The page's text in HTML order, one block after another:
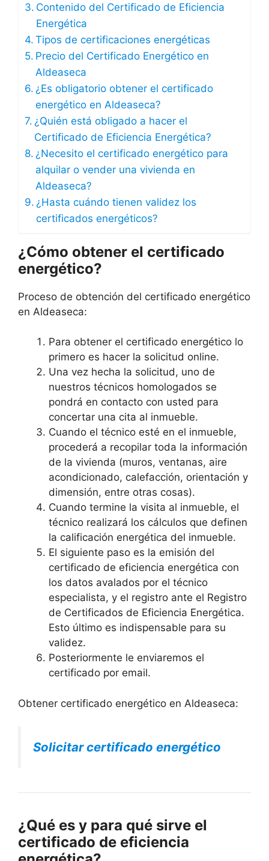
Contenido del Certificado de Eficiencia
Energética
Tipos de certificaciones energéticas
Precio del Certificado Energético en
Aldeaseca
¿Es obligatorio obtener el certificado
energético en Aldeaseca?
¿Quién está obligado a hacer el
Certificado de Eficiencia Energética?
¿Necesito el certificado energético para
alquilar o vender una vivienda en
Aldeaseca?
¿Hasta cuándo tienen validez los
certificados energéticos?
¿Cómo obtener el certificado
energético?
Proceso de obtención del certificado energético
en Aldeaseca:
Para obtener el certificado energético lo
primero es hacer la solicitud online.
Una vez hecha la solicitud, uno de
nuestros técnicos homologados se
pondrá en contacto con usted para
concertar una cita al inmueble.
Cuando el técnico esté en el inmueble,
procederá a recopilar toda la información
de la vivienda (muros, ventanas, aire
acondicionado, calefacción, orientación y
dimensión, entre otras cosas).
Cuando termine la visita al inmueble, el
técnico realizará los cálculos que definen
la calificación energética del inmueble.
El siguiente paso es la emisión del
certificado de eficiencia energética con
los datos avalados por el técnico
especialista, y el registro ante el Registro
de Certificados de Eficiencia Energética.
Esto último es indispensable para su
validez.
Posteriormente le enviaremos el
certificado por email.
Obtener certificado energético en Aldeaseca:
Solicitar certificado energético
¿Qué es y para qué sirve el
certificado de eficiencia